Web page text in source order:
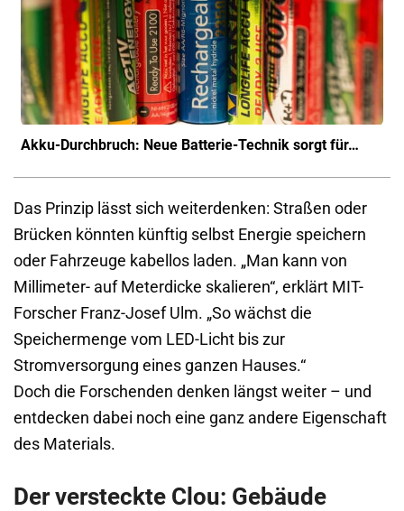
Akku-Durchbruch: Neue Batterie-Technik sorgt für…
Das Prinzip lässt sich weiterdenken: Straßen oder
Brücken könnten künftig selbst Energie speichern
oder Fahrzeuge kabellos laden. „Man kann von
Millimeter- auf Meterdicke skalieren“, erklärt MIT-
Forscher Franz-Josef Ulm. „So wächst die
Speichermenge vom LED-Licht bis zur
Stromversorgung eines ganzen Hauses.“
Doch die Forschenden denken längst weiter – und
entdecken dabei noch eine ganz andere Eigenschaft
des Materials.
Der versteckte Clou: Gebäude